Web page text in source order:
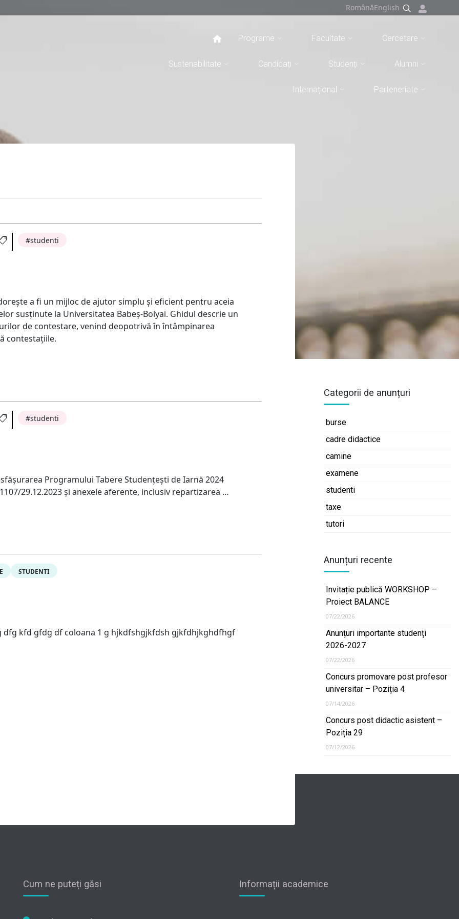
RomânăEnglish
Programe Facultate Cercetare
Sustenabilitate Candidați Studenți Alumni
Internațional Parteneriate
studenti
a fi un mijloc de ajutor simplu și eficient pentru aceia
susținute la Universitatea Babeș-Bolyai. Ghidul descrie un
de contestare, venind deopotrivă în întâmpinarea
contestațiile.
studenti
Programului Tabere Studențești de Iarnă 2024
29.12.2023 și anexele aferente, inclusiv repartizarea …
STUDENTI
kfd gfdg df coloana 1 g hjkdfshgjkfdsh gjkfdhjkghdfhgf
Categorii de anunțuri
burse
cadre didactice
camine
examene
studenti
taxe
tutori
Anunțuri recente
Invitație publică WORKSHOP –
Proiect BALANCE
07/22/2026
Anunțuri importante studenți
2026-2027
07/22/2026
Concurs promovare post profesor
universitar – Poziția 4
07/14/2026
Concurs post didactic asistent –
Poziția 29
07/12/2026
Cum ne puteți găsi Informații academice